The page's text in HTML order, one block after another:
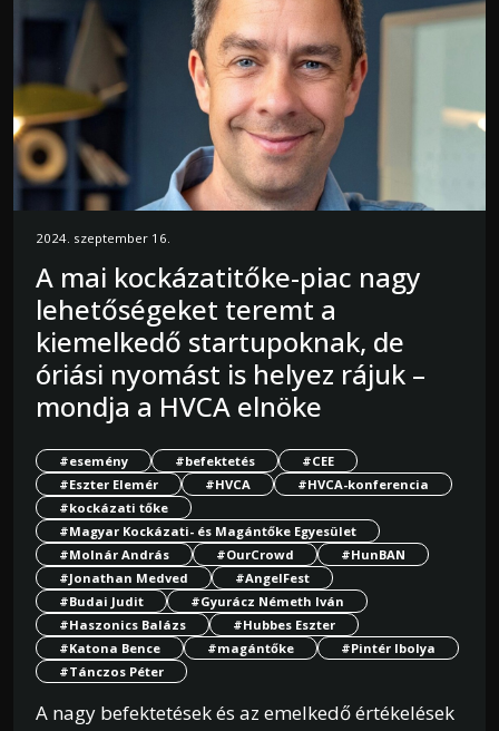
2024. szeptember 16.
A mai kockázatitőke-piac nagy
lehetőségeket teremt a
kiemelkedő startupoknak, de
óriási nyomást is helyez rájuk –
mondja a HVCA elnöke
#esemény #befektetés
#CEE
#Eszter Elemér
#HVCA
#HVCA-konferencia
#kockázati tőke
#Magyar Kockázati- és Magántőke Egyesület
#Molnár András
#OurCrowd
#HunBAN
#Jonathan Medved
#AngelFest
#Budai Judit
#Gyurácz Németh Iván
#Haszonics Balázs
#Hubbes Eszter
#Katona Bence
#magántőke
#Pintér Ibolya
#Tánczos Péter
A nagy befektetések és az emelkedő értékelések